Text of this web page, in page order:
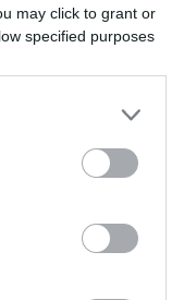
may click to grant or
specified purposes
bátran
áll a Plútóval,
kezelni